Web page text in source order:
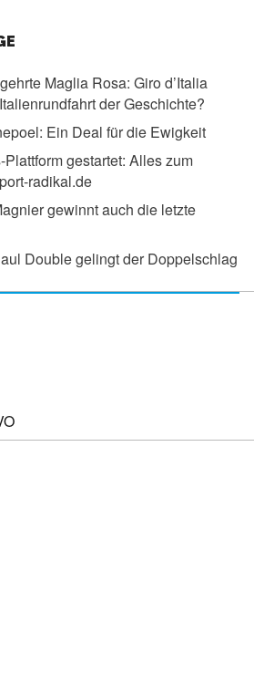
Maglia Rosa: Giro d’Italia
der Geschichte?
Ein Deal für die Ewigkeit
gestartet: Alles zum
radikal.de
gewinnt auch die letzte
Double gelingt der Doppelschlag